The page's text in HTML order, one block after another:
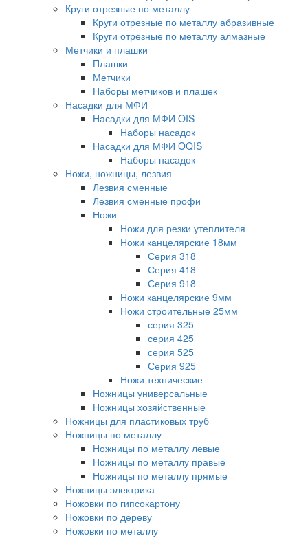
Круги отрезные по металлу
Круги отрезные по металлу абразивные
Круги отрезные по металлу алмазные
Метчики и плашки
Плашки
Метчики
Наборы метчиков и плашек
Насадки для МФИ
Насадки для МФИ OIS
Наборы насадок
Насадки для МФИ OQIS
Наборы насадок
Ножи, ножницы, лезвия
Лезвия сменные
Лезвия сменные профи
Ножи
Ножи для резки утеплителя
Ножи канцелярские 18мм
Серия 318
Серия 418
Серия 918
Ножи канцелярские 9мм
Ножи строительные 25мм
серия 325
серия 425
серия 525
Серия 925
Ножи технические
Ножницы универсальные
Ножницы хозяйственные
Ножницы для пластиковых труб
Ножницы по металлу
Ножницы по металлу левые
Ножницы по металлу правые
Ножницы по металлу прямые
Ножницы электрика
Ножовки по гипсокартону
Ножовки по дереву
Ножовки по металлу